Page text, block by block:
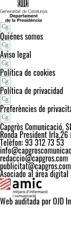
Quiénes somos
Aviso legal
Política de cookies
Política de privacidad
Preferències de
Capgròs Comunicació,
Ronda President
Telèfon: 93 312 73 53
redaccio@capgros.com
publicitat@capgros.com
Asociado al área digital
Web auditada por OJD